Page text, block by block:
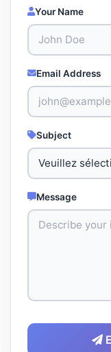
Your Name
Email Address
Subject
Message